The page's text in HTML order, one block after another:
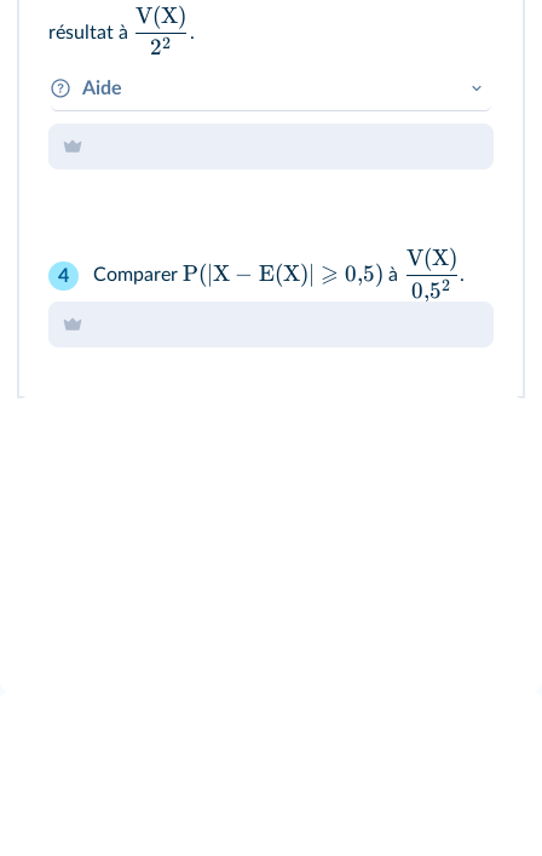
résultat à
22
V(X)
.
Aide
Déterminer les valeurs de
4 Comparer P( X − E(X) ⩾ 0,5) à
0,52
V(X)
.